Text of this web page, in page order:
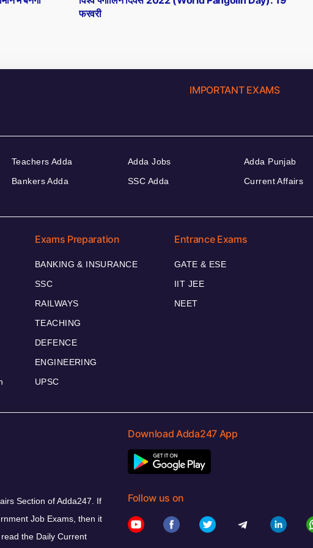
फरवरी
IMPORTANT EXAMS
Teachers Adda
Bankers Adda
Adda Jobs
SSC Adda
Adda Punjab
Current Affairs
Exams Preparation
BANKING & INSURANCE
SSC
RAILWAYS
TEACHING
DEFENCE
ENGINEERING
UPSC
Entrance Exams
GATE & ESE
IIT JEE
NEET
Section of Adda247. If
Job Exams, then it
the Daily Current
Download Adda247 App
Follow us on